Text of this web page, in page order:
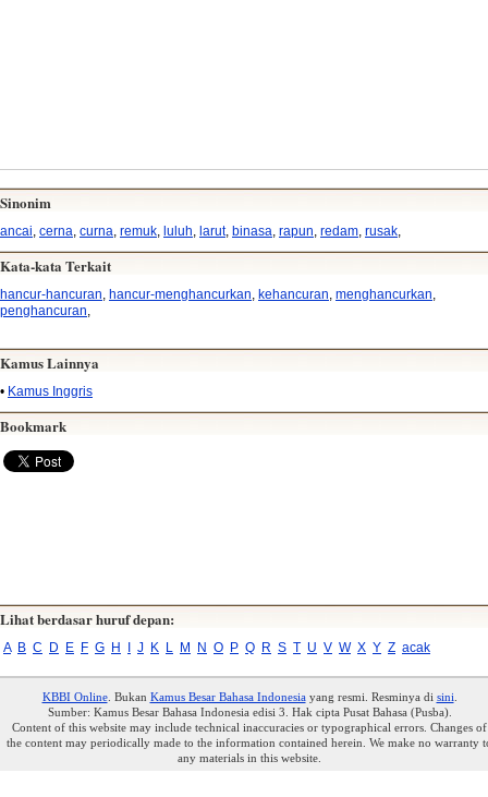
Sinonim
ancai cerna curna remuk luluh larut, binasa rapun redam rusak
Kata-kata Terkait
hancur-hancuran, hancur-menghancurkan, kehancuran, menghancurkan,
penghancuran,
Kamus Lainnya
• Kamus Inggris
Bookmark
Lihat berdasar huruf depan:
A B C D E F G H I J K L M N O P Q R S T U V W X Y Z acak
KBBI Online. Bukan Kamus Besar Bahasa Indonesiayang resmi. Resminya di sini
Sumber: Kamus Besar Bahasa Indonesia edisi 3. Hak cipta Pusat Bahasa (Pusba).
Content of this website may include technical inaccuracies or typographical errors. Changes of
the content may periodically made to the information contained herein. We make no warranty
any materials in this website.